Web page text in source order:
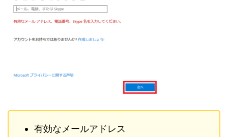
有効なメールアドレス